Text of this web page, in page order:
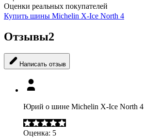
Оценки реальных покупателей
Купить шины Michelin X-Ice North 4
Отзывы2
Написать отзыв
Юрий о шине Michelin X-Ice North 4
Оценка: 5